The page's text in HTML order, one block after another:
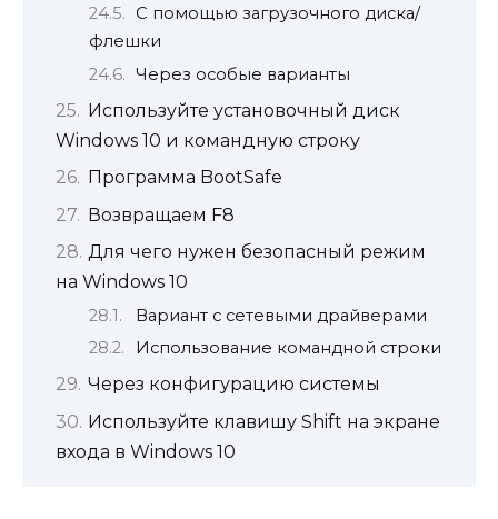
С помощью загрузочного диска/
флешки
Через особые варианты
Используйте установочный диск
Windows 10 и командную строку
Программа BootSafe
Возвращаем F8
Для чего нужен безопасный режим
на Windows 10
Вариант с сетевыми драйверами
Использование командной строки
Через конфигурацию системы
Используйте клавишу Shift на экране
входа в Windows 10